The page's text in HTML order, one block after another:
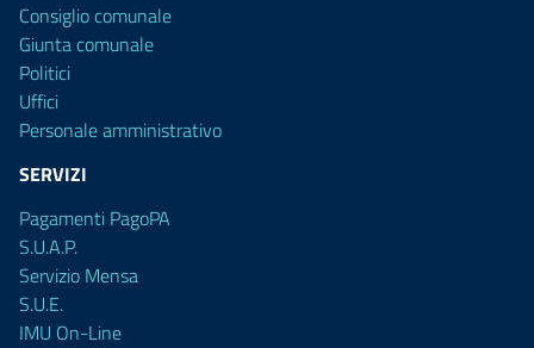
Consiglio comunale
Giunta comunale
Politici
Uffici
Personale amministrativo
SERVIZI
Pagamenti PagoPA
S.U.A.P.
Servizio Mensa
S.U.E.
IMU On-Line